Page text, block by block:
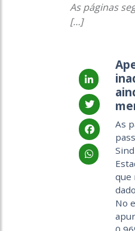
As páginas
[…]
As
que
No